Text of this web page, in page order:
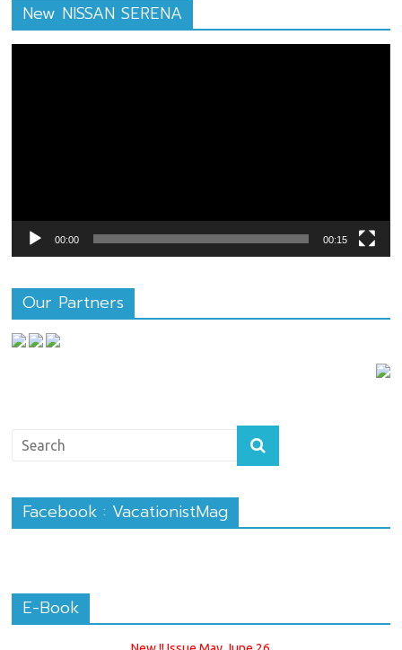
New NISSAN SERENA
00:00 00:15
Our Partners
Facebook : VacationistMag
E-Book